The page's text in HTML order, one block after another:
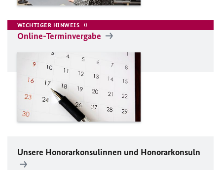
WICHTIGER HINWEIS
Online-Terminvergabe
Unsere Honorarkonsulinnen und Honorarkonsuln